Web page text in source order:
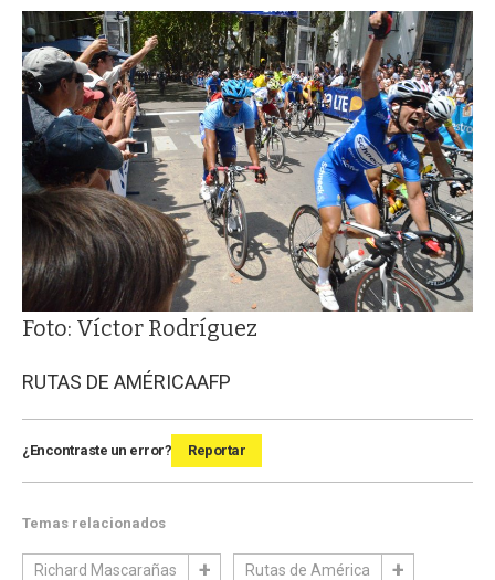
Foto: Víctor Rodríguez
RUTAS DE AMÉRICAAFP
¿Encontraste un error? Reportar
Temas relacionados
Richard Mascarañas Rutas de América